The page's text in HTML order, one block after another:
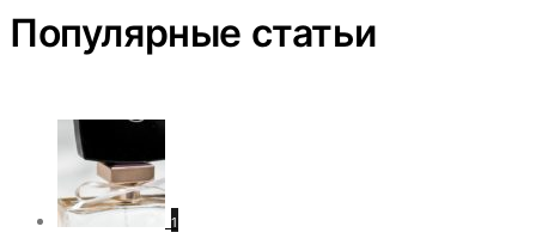
Популярные статьи
1